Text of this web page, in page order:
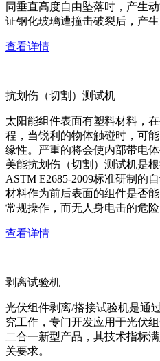
同垂直高度自由坠落时，产生
证钢化玻璃遭撞击破裂后，产
查看详情
抗划伤（切割）测试机
太阳能组件表面有塑料材料，
程，当锐利的物体触碰时，可
缘性。严重的将会使内部带电
美能抗划伤（切割）测试机是根
ASTM E2685-2009标准研制的
材料作为前后表面的组件是否
常规操作，而无人身电击的危险
查看详情
剥离试验机
光伏组件剥离/搭接试验机是通
究工作，专门开发应用于光伏
二合一新型产品，其技术指标
关要求。